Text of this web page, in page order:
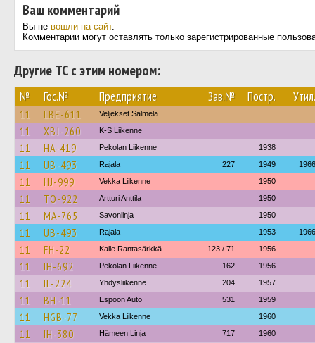
Ваш комментарий
Вы не вошли на сайт.
Комментарии могут оставлять только зарегистрированные
Другие ТС с этим номером:
№ Гос.№ Предприятие Зав.№ Постр. Утил.
11 LBE-611 Veljekset Salmela
11 XBJ-260 K-S Liikenne
11 HA-419 Pekolan Liikenne 1938
11 UB-493 Rajala 227 1949 1966
11 HJ-999 Vekka Liikenne 1950
11 TO-922 Artturi Anttila 1950
11 MA-765 Savonlinja 1950
11 UB-493 Rajala 1953 1966
11 FH-22 Kalle Rantasärkkä 123 / 71 1956
11 IH-692 Pekolan Liikenne 162 1956
11 IL-224 Yhdysliikenne 204 1957
11 BH-11 Espoon Auto 531 1959
11 HGB-77 Vekka Liikenne 1960
11 IH-380 Hämeen Linja 717 1960